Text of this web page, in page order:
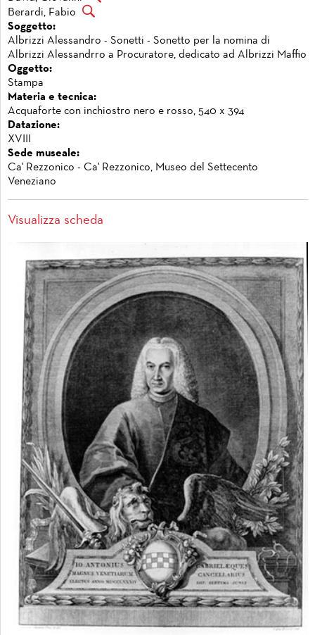
Berardi, Fabio
Soggetto:
Albrizzi Alessandro - Sonetti - Sonetto per la nomina di
Albrizzi Alessandrro a Procuratore, dedicato ad Albrizzi Maffio
Oggetto:
Stampa
Materia e tecnica:
Acquaforte con inchiostro nero e rosso, 540 x 394
Datazione:
XVIII
Sede museale:
Ca' Rezzonico - Ca' Rezzonico, Museo del Settecento
Veneziano
Visualizza scheda